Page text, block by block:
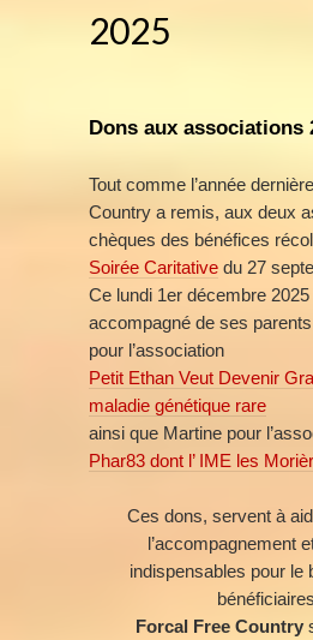
2025
Dons aux associations
Tout comme l’année
Country a remis, aux deux
chèques des bénéfices
Soirée Caritative du 27
Ce lundi 1er décembre
accompagné de ses parents
pour l’association
Petit Ethan Veut Devenir
maladie génétique rare
ainsi que Martine pour
Phar83 dont l’ IME les
Ces dons, servent à
l’accompagnement
indispensables pour le
Forcal Free Country